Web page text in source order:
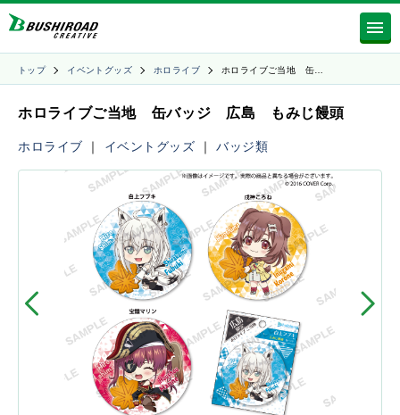
トップ イベントグッズ ホロライブ ホロライブご当地 缶…
ホロライブご当地 缶バッジ 広島 もみじ饅頭
ホロライブ ｜ イベントグッズ ｜バッジ類